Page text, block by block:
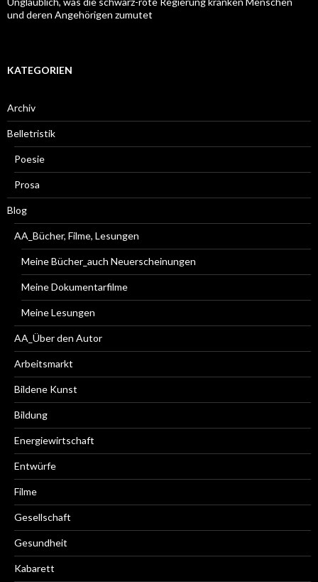
und deren Angehörigen zumutet
KATEGORIEN
Archiv
Belletristik
Poesie
Prosa
Blog
AA_Bücher, Filme, Lesungen
Meine Bücher_auch Neuerscheinungen
Meine Dokumentarfilme
Meine Lesungen
AA_Über den Autor
Arbeitsmarkt
Bildene Kunst
Bildung
Energiewirtschaft
Entwürfe
Filme
Gesellschaft
Gesundheit
Kabarett